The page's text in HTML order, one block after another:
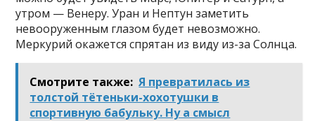
утром — Венеру. Уран и Нептун заметить
невооруженным глазом будет невозможно.
Меркурий окажется спрятан из виду из-за Солнца.
Смотрите также: Я превратилась из
толстой тётеньки-хохотушки в
спортивную бабульку. Ну а смысл